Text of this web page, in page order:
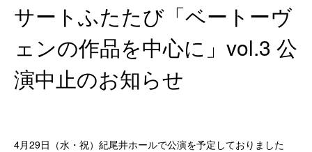
サートふたたび「ベートーヴ
ェンの作品を中心に」vol.3 公
演中止のお知らせ
4月29日（水・祝）紀尾井ホールで公演を予定しておりました